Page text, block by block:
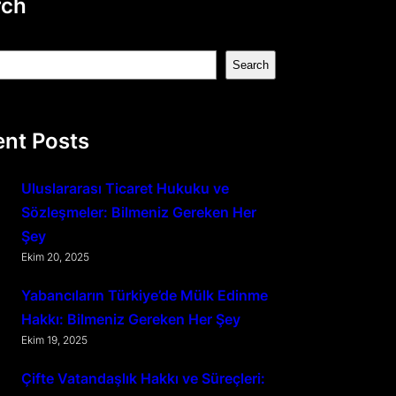
Search
Posts
Uluslararası Ticaret Hukuku ve
Sözleşmeler: Bilmeniz Gereken Her
Şey
Ekim 20, 2025
Yabancıların Türkiye’de Mülk Edinme
Hakkı: Bilmeniz Gereken Her Şey
Ekim 19, 2025
Çifte Vatandaşlık Hakkı ve Süreçleri: